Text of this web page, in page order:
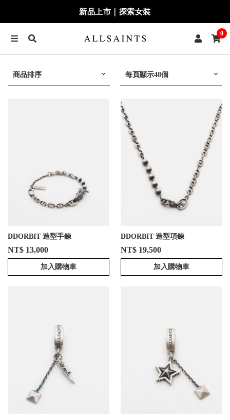
新品上市｜探索女裝
0
商品排序 每頁顯示48個
DDORBIT 造型手鍊
NT$ 13,000
加入購物車
DDORBIT 造型項鍊
NT$ 19,500
加入購物車